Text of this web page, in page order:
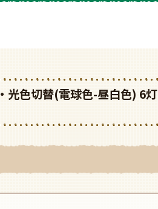
光色切替(電球色-昼白色) 6灯